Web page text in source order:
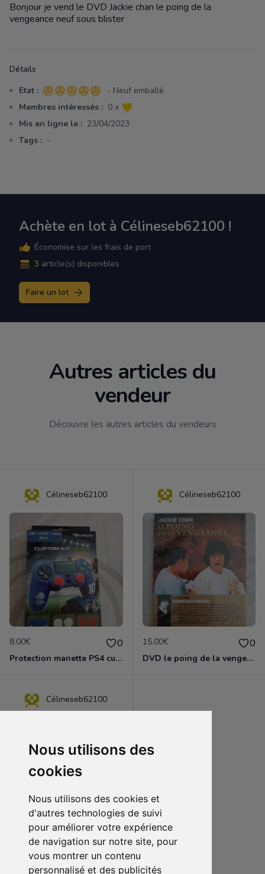
Nous utilisons des
cookies
Nous utilisons des cookies et
d'autres technologies de suivi
pour améliorer votre expérience
de navigation sur notre site, pour
vous montrer un contenu
personnalisé et des publicités
Description
Bonjour je vend le DVD Jackie chan le poing de la
vengeance neuf sous blister
Détails
Etat : 5 sur 5 étoiles
- Neuf emballé
Membres intéressés : 0 x
Mis en ligne le : 23/04/2023
Tags : -
Achète en lot à Célineseb62100 !
Économise sur les frais de port
3 article(s) disponibles
Faire un lot
Autres articles du
vendeur
Découvre les autres articles du vendeurs
Célineseb62100
8.00€ 0
Protection manette PS4 custom kit football neuf
Célineseb62100
15.00€ 0
DVD le poing de la vengeance Jackie chan neuf sous blister
Célineseb62100
15.00€ 0
DVD l'héritier de la violence brandon Lee neuf sous blister